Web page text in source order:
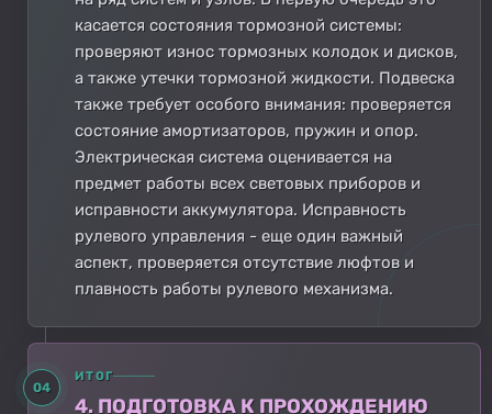
касается состояния тормозной системы:
проверяют износ тормозных колодок и дисков,
а также утечки тормозной жидкости. Подвеска
также требует особого внимания: проверяется
состояние амортизаторов, пружин и опор.
Электрическая система оценивается на
предмет работы всех световых приборов и
исправности аккумулятора. Исправность
рулевого управления - еще один важный
аспект, проверяется отсутствие люфтов и
плавность работы рулевого механизма.
04
ИТОГ
4. ПОДГОТОВКА К ПРОХОЖДЕНИЮ